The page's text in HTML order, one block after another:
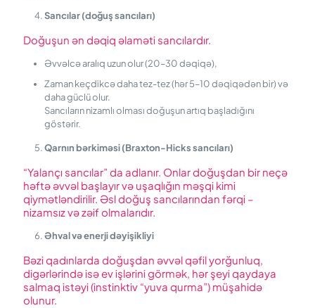
Sancılar (doğuş sancıları)
Doğuşun ən dəqiq əlaməti sancılardır.
Əvvəlcə aralıq uzun olur (20–30 dəqiqə),
Zaman keçdikcə daha tez-tez (hər 5–10 dəqiqədən bir) və
daha güclü olur.
Sancıların nizamlı olması doğuşun artıq başladığını
göstərir.
Qarnın bərkiməsi (Braxton-Hicks sancıları)
“Yalançı sancılar” da adlanır. Onlar doğuşdan bir neçə
həftə əvvəl başlayır və uşaqlığın məşqi kimi
qiymətləndirilir. Əsl doğuş sancılarından fərqi –
nizamsız və zəif olmalarıdır.
Əhval və enerji dəyişikliyi
Bəzi qadınlarda doğuşdan əvvəl qəfil yorğunluq,
digərlərində isə ev işlərini görmək, hər şeyi qaydaya
salmaq istəyi (instinktiv “yuva qurma”) müşahidə
olunur.